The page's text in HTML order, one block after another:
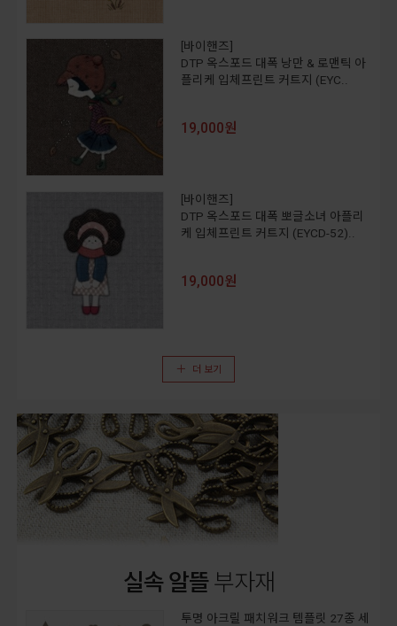
[바이핸즈]
DTP 옥스포드 대폭 낭만 & 로맨틱 아
플리케 입체프린트 커트지 (EYC..
19,000원
[바이핸즈]
DTP 옥스포드 대폭 뽀글소녀 아플리
케 입체프린트 커트지 (EYCD-52)..
19,000원
더 보기
실속 알뜰부자재
투명 아크릴 패치워크 템플릿 27종 세